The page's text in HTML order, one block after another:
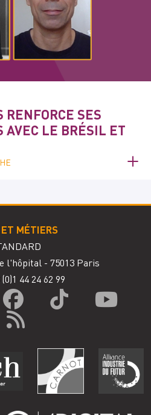
SES
AVEC LE BRÉSIL ET
MÉTIERS
l'hôpital - 75013 Paris
(0)1 44 24 62 99